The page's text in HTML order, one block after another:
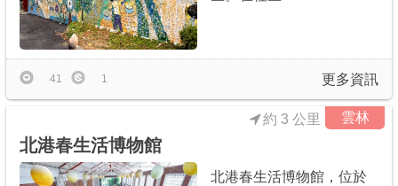
更多資訊
41 1
雲林
約 3 公里
北港春生活博物館
北港春生活博物館，位於